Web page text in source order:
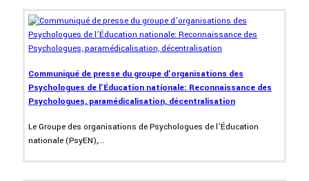
Communiqué de presse du groupe d’organisations des
Psychologues de l’Éducation nationale: Reconnaissance des
Psychologues, paramédicalisation, décentralisation
Le Groupe des organisations de Psychologues de l’Éducation
nationale (PsyEN),...